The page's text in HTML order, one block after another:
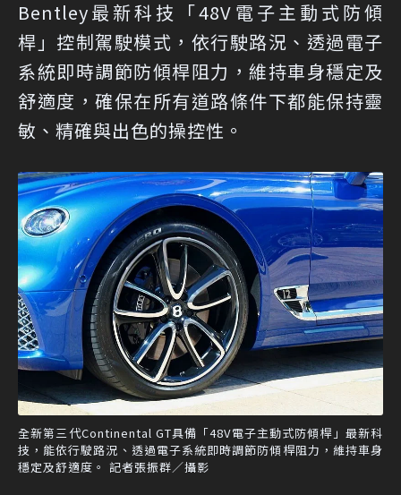
Bentley最新科技「48V電子主動式防傾
桿」控制駕駛模式，依行駛路況、透過電子
系統即時調節防傾桿阻力，維持車身穩定及
舒適度，確保在所有道路條件下都能保持靈
敏、精確與出色的操控性。
全新第三代Continental GT具備「48V電子主動式防傾桿」最新科
技，能依行駛路況、透過電子系統即時調節防傾桿阻力，維持車身
穩定及舒適度。 記者張振群／攝影